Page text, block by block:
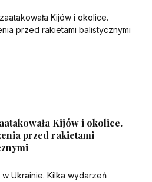
Kijów i okolice.
przed rakietami